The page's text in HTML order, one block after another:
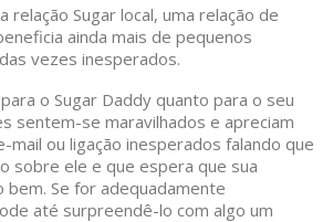
relação Sugar local, uma relação de
ainda mais de pequenos
vezes inesperados.
o Sugar Daddy quanto para o seu
sentem-se maravilhados e apreciam
mail ou ligação inesperados falando que
sobre ele e que espera que sua
bem. Se for adequadamente
até surpreendê-lo com algo um